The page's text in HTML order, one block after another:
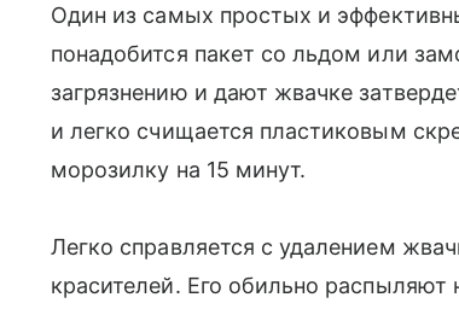
Один из самых простых и
понадобится пакет со льдом или
загрязнению и дают жвачке
и легко счищается пластиковым
морозилку на 15 минут.
Легко справляется с удалением
красителей. Его обильно